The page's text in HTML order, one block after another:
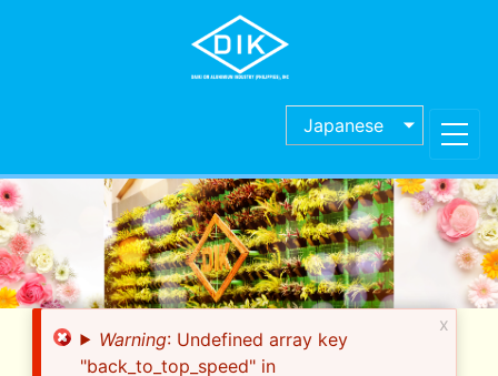
Japanese
Error
message
Warning: Undefined array key
"back_to_top_speed" in
x